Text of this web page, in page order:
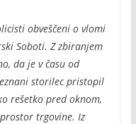
obveščeni o vlomi
Soboti. Z zbiranjem
da je v času od
storilec pristopil
rešetko pred oknom,
trgovine. Iz